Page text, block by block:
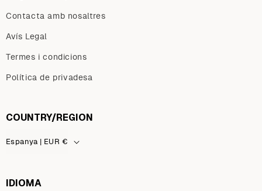
Contacta amb nosaltres
Avís Legal
Termes i condicions
Política de privadesa
COUNTRY/REGION
Espanya | EUR €
IDIOMA